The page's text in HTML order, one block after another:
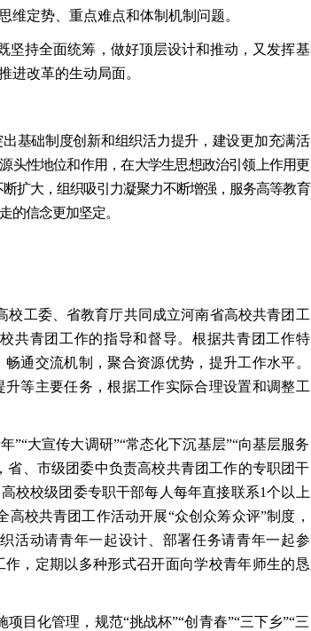
定势、重点难点和体制机制问题。
坚持全面统筹，做好顶层设计和推动，又发挥基
进改革的生动局面。
出基础制度创新和组织活力提升，建设更加充满活
头性地位和作用，在大学生思想政治引领上作用更
断扩大，组织吸引力凝聚力不断增强，服务高等教育
的信念更加坚定。
工委、省教育厅共同成立河南省高校共青团工
共青团工作的指导和督导。根据共青团工作特
通交流机制，聚合资源优势，提升工作水平。
等主要任务，根据工作实际合理设置和调整工
”“大宣传大调研”“常态化下沉基层”“向基层服务
省、市级团委中负责高校共青团工作的专职团干
校校级团委专职干部每人每年直接联系1个以上
校共青团工作活动开展“众创众筹众评”制度，
活动请青年一起设计、部署任务请青年一起参
，定期以多种形式召开面向学校青年师生的恳
目化管理，规范“挑战杯”“创青春”“三下乡”“三